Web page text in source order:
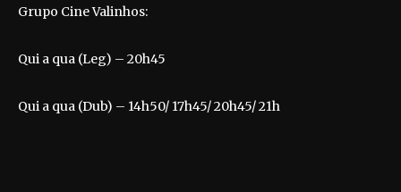
Grupo Cine Valinhos:
Qui a qua (Leg) – 20h45
Qui a qua (Dub) – 14h50/ 17h45/ 20h45/ 21h